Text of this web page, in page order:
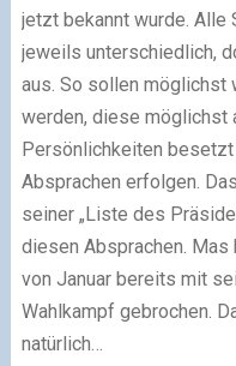
jetzt bekannt wurde. Alle
jeweils unterschiedlich,
aus. So sollen möglichst
werden, diese möglichst
Persönlichkeiten
Absprachen erfolgen.
seiner „Liste des
diesen Absprachen. Mas
von Januar bereits mit
Wahlkampf gebrochen.
natürlich…